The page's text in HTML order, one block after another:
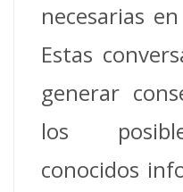
necesarias
Estas
generar
los
conocidos